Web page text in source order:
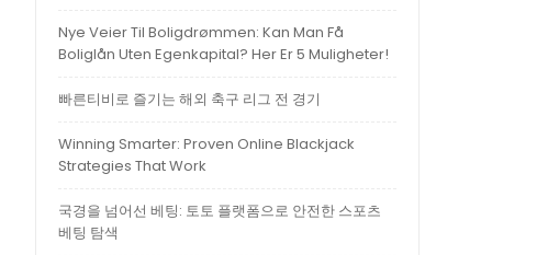
Nye Veier Til Boligdrømmen: Kan Man Få
Boliglån Uten Egenkapital? Her Er 5 Muligheter!
빠른티비로 즐기는 해외 축구 리그 전 경기
Winning Smarter: Proven Online Blackjack
Strategies That Work
국경을 넘어선 베팅: 토토 플랫폼으로 안전한 스포츠
베팅 탐색